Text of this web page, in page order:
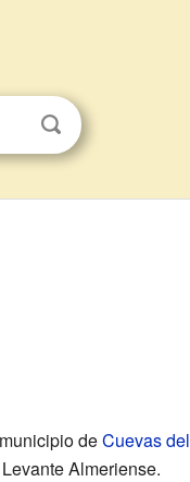
deCuevas del
Almeriense.